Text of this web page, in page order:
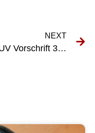
NEXT
DGUV Vorschrift 3-4: Vorschriften für elektrische Anlagen und Betriebsmittel verstehen